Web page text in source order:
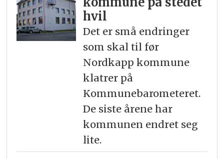
hvil
Det er små endringer
som skal til før
Nordkapp kommune
klatrer på
Kommunebarometeret.
De siste årene har
kommunen endret seg
lite.